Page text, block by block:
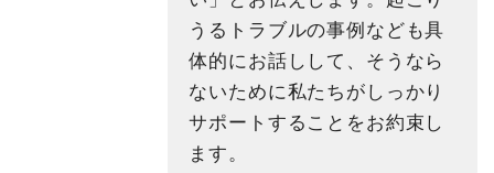
うるトラブルの事例なども具
体的にお話しして、そうなら
ないために私たちがしっかり
サポートすることをお約束し
ます。